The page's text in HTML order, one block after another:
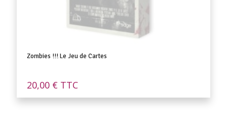
Zombies !!! Le Jeu de Cartes
20,00 € TTC